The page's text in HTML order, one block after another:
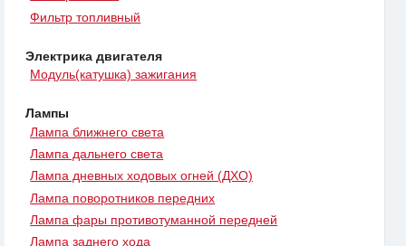
Фильтр топливный
Электрика двигателя
Модуль(катушка) зажигания
Лампы
Лампа ближнего света
Лампа дальнего света
Лампа дневных ходовых огней (ДХО)
Лампа поворотников передних
Лампа фары противотуманной передней
Лампа заднего хода